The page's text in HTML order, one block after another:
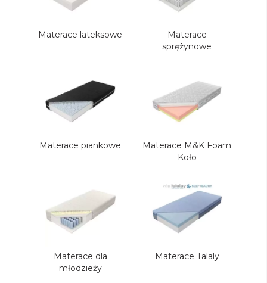
Materace lateksowe
Materace
sprężynowe
Materace piankowe
Materace M&K Foam
Koło
Materace dla
młodzieży
Materace Talaly